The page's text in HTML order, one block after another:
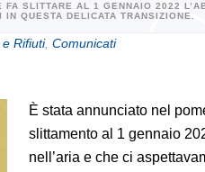
FA SLITTARE AL 1 GENNAIO 2022
QUESTA DELICATA TRANSIZIONE.
Rifiuti, Comunicati
È stata annunciato nel
slittamento al 1 gennaio
nell’aria e che ci